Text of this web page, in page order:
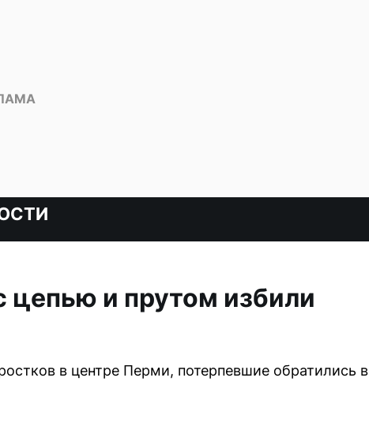
цепью и прутом избили
в центре Перми, потерпевшие обратились в